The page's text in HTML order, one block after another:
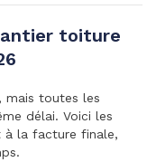
toiture
mais toutes les
délai. Voici les
à la facture finale,